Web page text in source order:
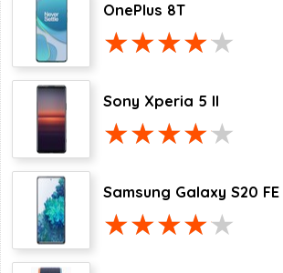
OnePlus 8T
Sony Xperia 5 II
Samsung Galaxy S20 FE